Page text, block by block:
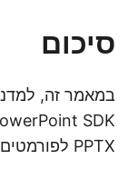
סיכום
PPTX לפורמטים אחרים.